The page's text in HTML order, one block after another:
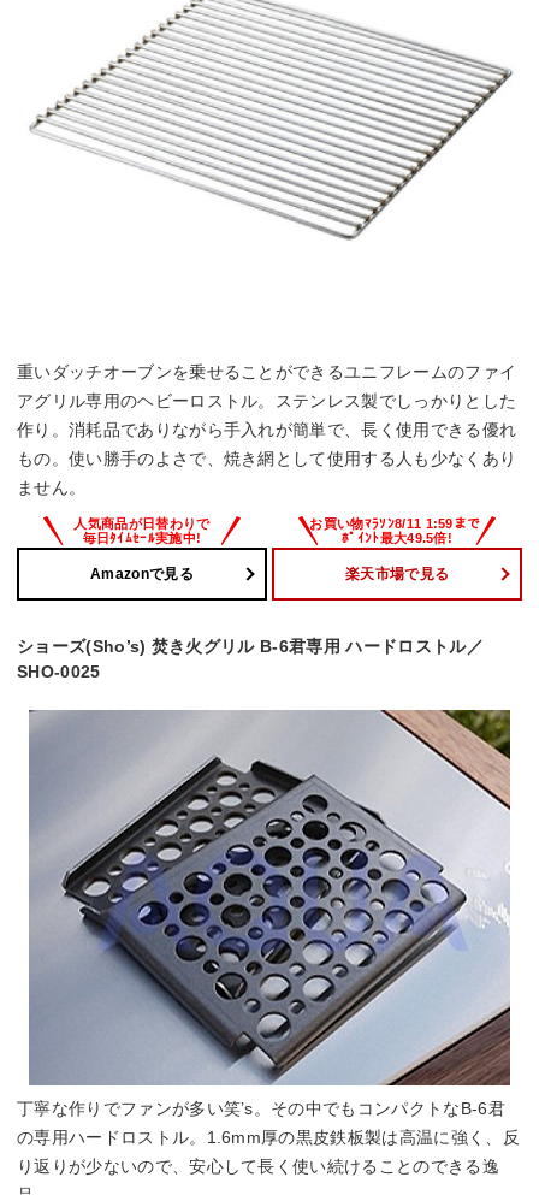
重いダッチオーブンを乗せることができるユニフレームのファイ
アグリル専用のヘビーロストル。ステンレス製でしっかりとした
作り。消耗品でありながら手入れが簡単で、長く使用できる優れ
もの。使い勝手のよさで、焼き網として使用する人も少なくあり
ません。
Amazonで見る 楽天市場で見る
ショーズ(Sho’s) 焚き火グリル B-6君専用 ハードロストル／
SHO-0025
丁寧な作りでファンが多い笑’s。その中でもコンパクトなB-6君
の専用ハードロストル。1.6mm厚の黒皮鉄板製は高温に強く、反
り返りが少ないので、安心して長く使い続けることのできる逸